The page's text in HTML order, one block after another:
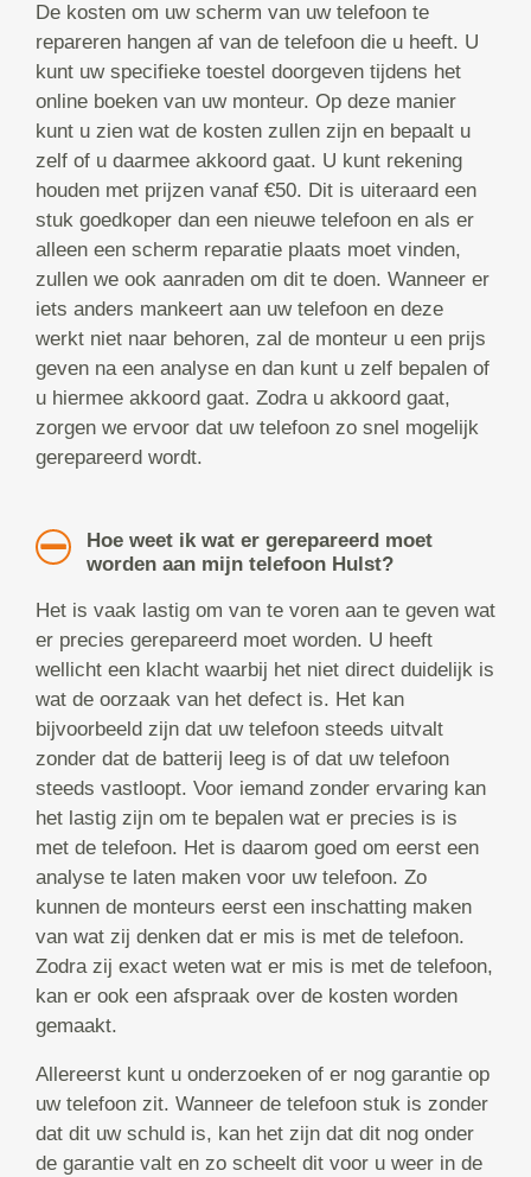
De kosten om uw scherm van uw telefoon te
repareren hangen af van de telefoon die u heeft. U
kunt uw specifieke toestel doorgeven tijdens het
online boeken van uw monteur. Op deze manier
kunt u zien wat de kosten zullen zijn en bepaalt u
zelf of u daarmee akkoord gaat. U kunt rekening
houden met prijzen vanaf €50. Dit is uiteraard een
stuk goedkoper dan een nieuwe telefoon en als er
alleen een scherm reparatie plaats moet vinden,
zullen we ook aanraden om dit te doen. Wanneer er
iets anders mankeert aan uw telefoon en deze
werkt niet naar behoren, zal de monteur u een prijs
geven na een analyse en dan kunt u zelf bepalen of
u hiermee akkoord gaat. Zodra u akkoord gaat,
zorgen we ervoor dat uw telefoon zo snel mogelijk
gerepareerd wordt.
Hoe weet ik wat er gerepareerd moet
worden aan mijn telefoon Hulst?
Het is vaak lastig om van te voren aan te geven wat
er precies gerepareerd moet worden. U heeft
wellicht een klacht waarbij het niet direct duidelijk is
wat de oorzaak van het defect is. Het kan
bijvoorbeeld zijn dat uw telefoon steeds uitvalt
zonder dat de batterij leeg is of dat uw telefoon
steeds vastloopt. Voor iemand zonder ervaring kan
het lastig zijn om te bepalen wat er precies is is
met de telefoon. Het is daarom goed om eerst een
analyse te laten maken voor uw telefoon. Zo
kunnen de monteurs eerst een inschatting maken
van wat zij denken dat er mis is met de telefoon.
Zodra zij exact weten wat er mis is met de telefoon,
kan er ook een afspraak over de kosten worden
gemaakt.
Allereerst kunt u onderzoeken of er nog garantie op
uw telefoon zit. Wanneer de telefoon stuk is zonder
dat dit uw schuld is, kan het zijn dat dit nog onder
de garantie valt en zo scheelt dit voor u weer in de